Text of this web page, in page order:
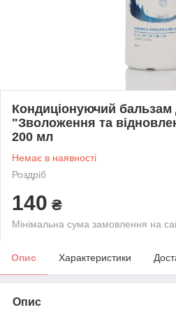
Кондиціонуючий
"Зволоження та
200 мл
Немає в наявності
Роздріб
140 ₴
Мінімальна сума замовлення на
Опис Характеристики
Опис